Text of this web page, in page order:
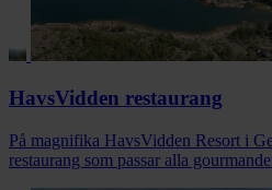
HavsVidden restaurang
På magnifika HavsVidden Resort i
restaurang som passar alla